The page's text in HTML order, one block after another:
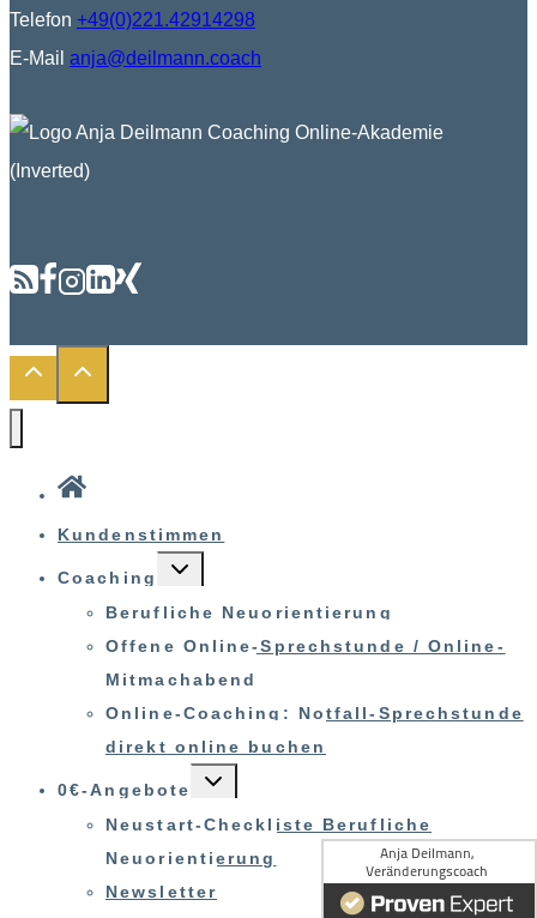
Telefon +49(0)221.42914298
E-Mail anja@deilmann.coach
Kundenstimmen
Coaching
UNTERMENÜ
UMSCHALTEN
Berufliche Neuorientierung
Offene Online-Sprechstunde / Online-
Mitmachabend
Online-Coaching: Notfall-Sprechstunde
direkt online buchen
0€-Angebote
UNTERMENÜ
UMSCHALTEN
Neustart-Checkliste Berufliche
Neuorientierung
Newsletter